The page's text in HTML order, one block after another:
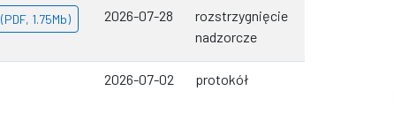
1.75Mb)
2026-07-28
rozstrzygnięcie
nadzorcze
2026-07-02 protokół